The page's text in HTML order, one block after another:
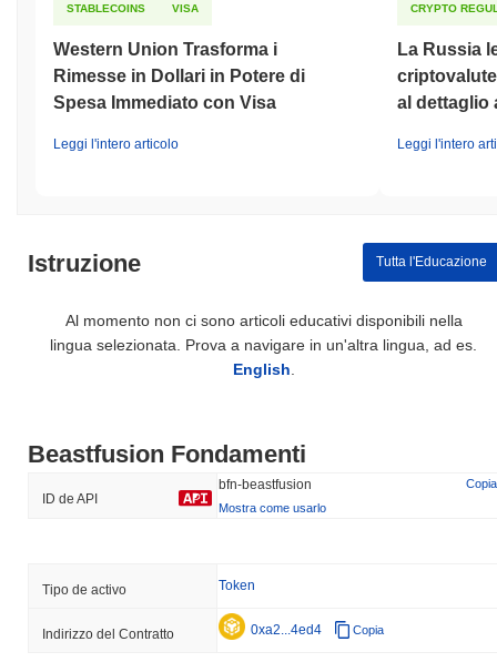
STABLECOINS VISA
Western Union Trasforma i
Rimesse in Dollari in Potere di
Spesa Immediato con Visa
Leggi l'intero articolo
CRYPTO
La Russia
al dettaglio
Leggi l'intero
Istruzione Tutta l'Educazione
Al momento non ci sono articoli educativi disponibili nella
lingua selezionata. Prova a navigare in un'altra lingua, ad es.
English
Beastfusion Fondamenti
ID de API
bfn-beastfusion
Copia
Mostra come usarlo
Tipo de activo Token
Indirizzo del Contratto 0xa2...4ed4 Copia